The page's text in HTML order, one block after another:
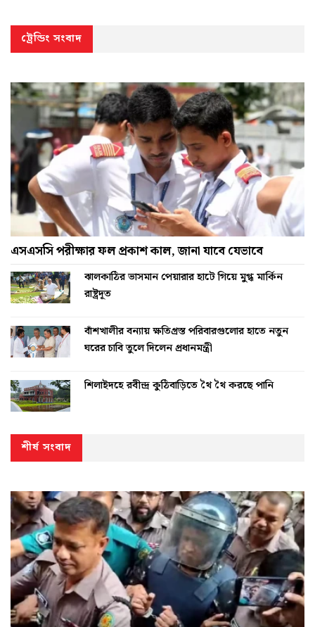
ট্রেন্ডিং সংবাদ
এসএসসি পরীক্ষার ফল প্রকাশ কাল, জানা যাবে যেভাবে
ঝালকাঠির ভাসমান পেয়ারার হাটে গিয়ে মুগ্ধ মার্কিন
রাষ্ট্রদূত
বাঁশখালীর বন্যায় ক্ষতিগ্রস্ত পরিবারগুলোর হাতে নতুন
ঘরের চাবি তুলে দিলেন প্রধানমন্ত্রী
শিলাইদহে রবীন্দ্র কুঠিবাড়িতে থৈ থৈ করছে পানি
শীর্ষ সংবাদ